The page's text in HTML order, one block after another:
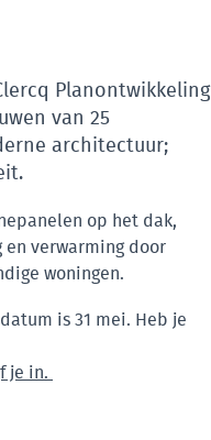
Planontwikkeling
van 25
architectuur;
op het dak,
verwarming door
woningen.
is 31 mei. Heb je
je in.